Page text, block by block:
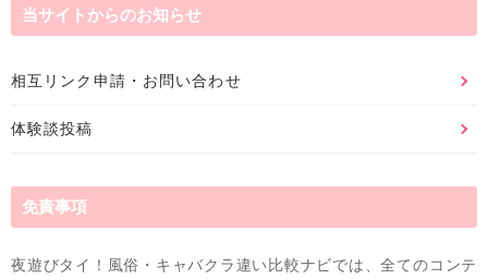
当サイトからのお知らせ
相互リンク申請・お問い合わせ
体験談投稿
免責事項
夜遊びタイ！風俗・キャバクラ違い比較ナビでは、全てのコンテ